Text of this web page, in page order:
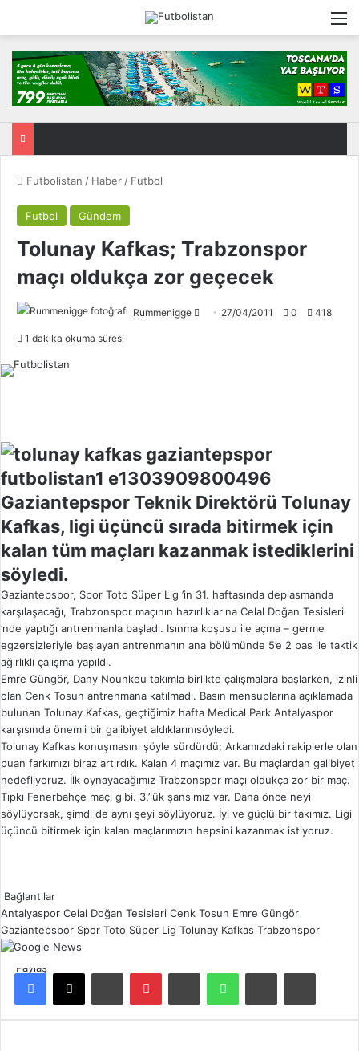
Futbolistan / Haber / Futbol
Futbol Gündem
Tolunay Kafkas; Trabzonspor
maçı oldukça zor geçecek
Rummenigge 27/04/2011 0 418
1 dakika okuma süresi
Gaziantepspor Teknik Direktörü Tolunay
Kafkas, ligi üçüncü sırada bitirmek için
kalan tüm maçları kazanmak istediklerini
söyledi.
Gaziantepspor, Spor Toto Süper Lig ’in 31. haftasında deplasmanda
karşılaşacağı, Trabzonspor maçının hazırlıklarına Celal Doğan Tesisleri
’nde yaptığı antrenmanla başladı. Isınma koşusu ile açma – germe
egzersizleriyle başlayan antrenmanın ana bölümünde 5’e 2 pas ile taktik
ağırlıklı çalışma yapıldı.
Emre Güngör, Dany Nounkeu takımla birlikte çalışmalara başlarken, izinli
olan Cenk Tosun antrenmana katılmadı. Basın mensuplarına açıklamada
bulunan Tolunay Kafkas, geçtiğimiz hafta Medical Park Antalyaspor
karşısında önemli bir galibiyet aldıklarınısöyledi.
Tolunay Kafkas konuşmasını şöyle sürdürdü; Arkamızdaki rakiplerle olan
puan farkımızı biraz artırdık. Kalan 4 maçımız var. Bu maçlardan galibiyet
hedefliyoruz. İlk oynayacağımız Trabzonspor maçı oldukça zor bir maç.
Tıpkı Fenerbahçe maçı gibi. 3.’lük şansımız var. Daha önce neyi
söylüyorsak, şimdi de aynı şeyi söylüyoruz. İyi ve güçlü bir takımız. Ligi
üçüncü bitirmek için kalan maçlarımızın hepsini kazanmak istiyoruz.
Bağlantılar
Antalyaspor Celal Doğan Tesisleri Cenk Tosun Emre Güngör
Gaziantepspor Spor Toto Süper Lig Tolunay Kafkas Trabzonspor
Paylaş